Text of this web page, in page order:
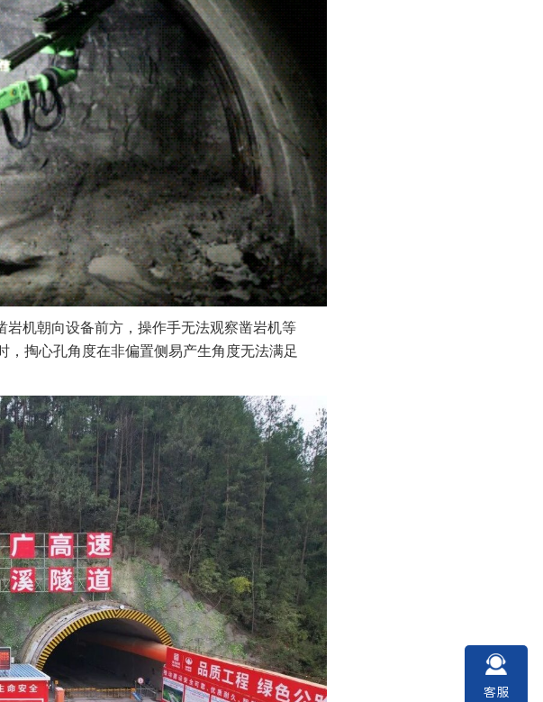
机朝向设备前方，操作手无法观察凿岩机等
掏心孔角度在非偏置侧易产生角度无法满足
客服